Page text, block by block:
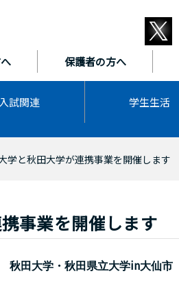
保護者の方へ
入試関連 学生生活
学と秋田大学が連携事業を開催します
事業を開催します
秋田大学・秋田県立大学in大仙市